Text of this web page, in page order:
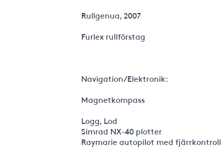
Rullgenua, 2007
Furlex rullförstag
Navigation/Elektronik:
Magnetkompass
Logg, Lod
Simrad NX-40 plotter
Raymarie autopilot med fjärrkontroll